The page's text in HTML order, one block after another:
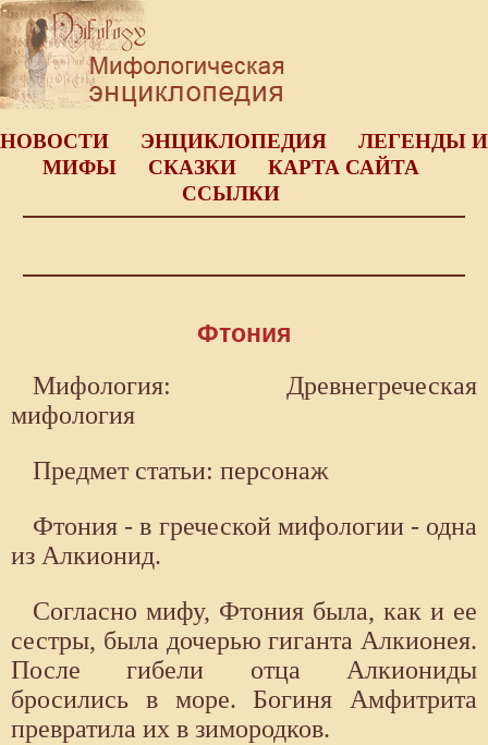
НОВОСТИ ЭНЦИКЛОПЕДИЯ
ЛЕГЕНДЫ И
МИФЫ
СКАЗКИ
КАРТА САЙТА
ССЫЛКИ
Фтония
Мифология: Древнегреческая
мифология
Предмет статьи: персонаж
Фтония - в греческой мифологии - одна
из Алкионид.
Согласно мифу, Фтония была, как и ее
сестры, была дочерью гиганта Алкионея.
После гибели отца Алкиониды
бросились в море. Богиня Амфитрита
превратила их в зимородков.